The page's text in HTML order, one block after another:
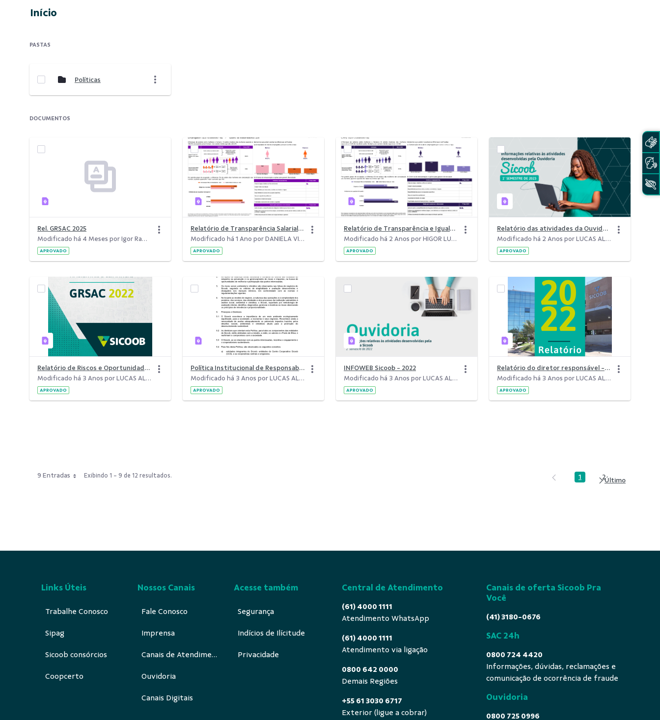
Início
PASTAS
Políticas
DOCUMENTOS
Rel. GRSAC 2025
Modificado há 4 Meses por Igor Ramos de Oliveira.
APROVADO
Relatório de Transparência Salarial e Critérios Remuneratórios 2º Semestre - 2024
Modificado há 1 Ano por DANIELA VILAR DE SOUZA.
APROVADO
Relatório de Transparência e Igualdade Salarial de Mulheres e Homens - 1º Semestre 2024 .pdf
Modificado há 2 Anos por HIGOR LUIZ VIANA DE OLIVEIRA.
APROVADO
Relatório das atividades da Ouvidoria - 1º semestre 2023
Modificado há 2 Anos por LUCAS ALCIDES ALMEIDA DE SOUZA.
APROVADO
Relatório de Riscos e Oportunidades Sociais, Ambientais e Climática
Modificado há 3 Anos por LUCAS ALCIDES ALMEIDA DE SOUZA.
APROVADO
Política Institucional de Responsabilidade Social, Ambiental e Climática
Modificado há 3 Anos por LUCAS ALCIDES ALMEIDA DE SOUZA.
APROVADO
INFOWEB Sicoob - 2022
Modificado há 3 Anos por LUCAS ALCIDES ALMEIDA DE SOUZA.
APROVADO
Relatório do diretor responsável - 30.06.2022.pdf
Modificado há 3 Anos por LUCAS ALCIDES ALMEIDA DE SOUZA.
APROVADO
9 Entradas Exibindo 1 - 9 de 12 resultados. Página
1 Página
2
Links Úteis
Trabalhe Conosco
Sipag
Sicoob consórcios
Coopcerto
Nossos Canais
Fale Conosco
Imprensa
Canais de Atendimento
Ouvidoria
Canais Digitais
Acesse também
Segurança
Indícios de Ilícitude
Privacidade
Central de Atendimento
(61) 4000 1111
Atendimento WhatsApp
(61) 4000 1111
Atendimento via ligação
0800 642 0000
Demais Regiões
+55 61 3030 6717
Exterior (ligue a cobrar)
Canais de oferta Sicoob Pra
Você
(41) 3180-0676
SAC 24h
0800 724 4420
Informações, dúvidas, reclamações e
comunicação de ocorrência de fraude
Ouvidoria
0800 725 0996